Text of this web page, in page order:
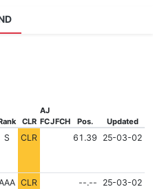
CLR
AJ
FCJFCH Pos. Updated
S CLR NONE
61.39 25-03-02
CLR NONE--.-- 25-03-02